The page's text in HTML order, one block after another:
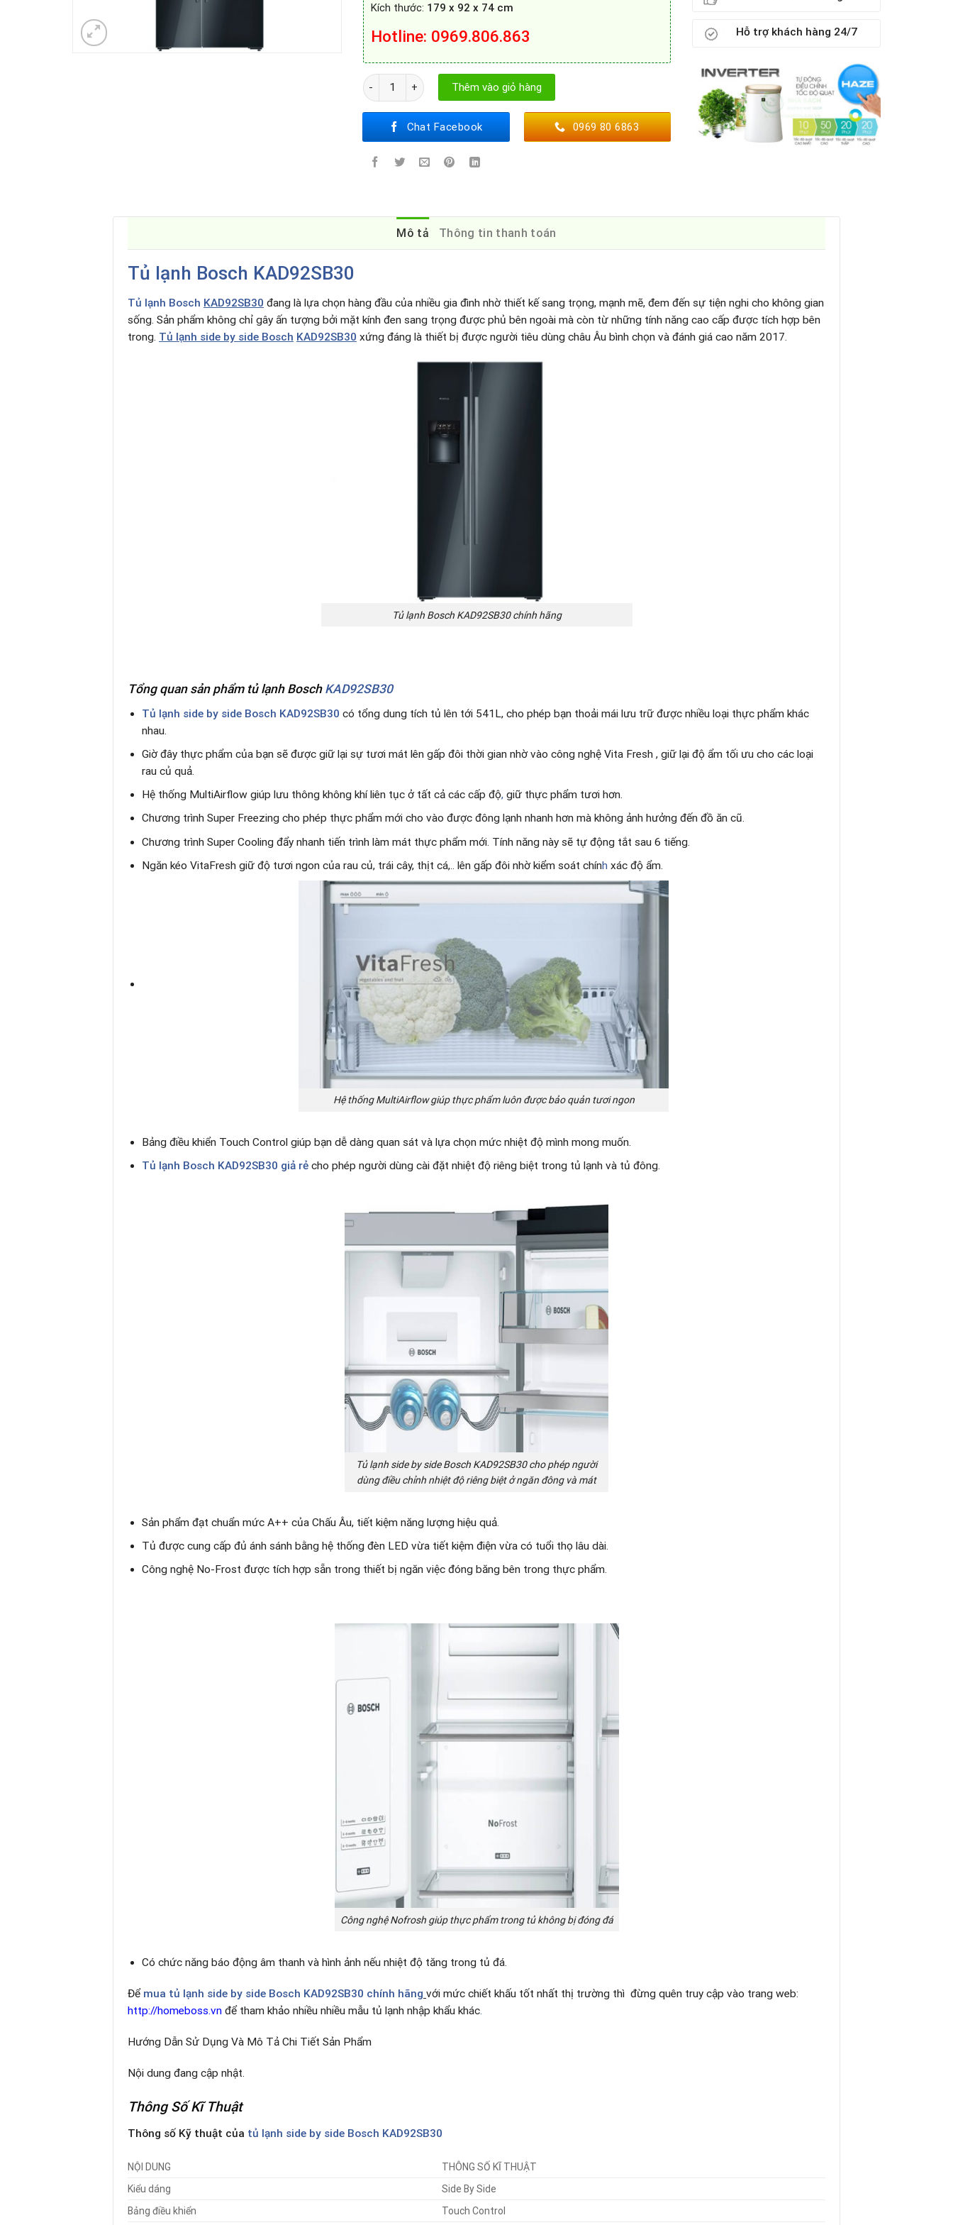
Kích thước: 179 x 92 x 74 cm
Hotline: 0969.806.863
Tủ lạnh Bosch KAD92SB30 số lượng
Thêm vào giỏ hàng
Chat Facebook 0969 80 6863
Hỗ trợ khách hàng 24/7
Mô tả Thông tin thanh toán
Tủ lạnh Bosch KAD92SB30
Tủ lạnh Bosch KAD92SB30 đang là lựa chọn hàng đầu của nhiều gia đình nhờ thiết kế sang trọng, mạnh mẽ, đem đến sự tiện nghi cho không gian
sống. Sản phẩm không chỉ gây ấn tượng bởi mặt kính đen sang trọng được phủ bên ngoài mà còn từ những tính năng cao cấp được tích hợp bên
trong. Tủ lạnh side by side Bosch KAD92SB30 xứng đáng là thiết bị được người tiêu dùng châu Âu bình chọn và đánh giá cao năm 2017.
Tủ lạnh Bosch KAD92SB30 chính hãng
Tổng quan sản phẩm tủ lạnh Bosch KAD92SB30
Tủ lạnh side by side Bosch KAD92SB30 có tổng dung tích tủ lên tới 541L, cho phép bạn thoải mái lưu trữ được nhiều loại thực phẩm khác
nhau.
Giờ đây thực phẩm của bạn sẽ được giữ lại sự tươi mát lên gấp đôi thời gian nhờ vào công nghệ Vita Fresh , giữ lại độ ẩm tối ưu cho các loại
rau củ quả.
Hệ thống MultiAirflow giúp lưu thông không khí liên tục ở tất cả các cấp độ, giữ thực phẩm tươi hơn.
Chương trình Super Freezing cho phép thực phẩm mới cho vào được đông lạnh nhanh hơn mà không ảnh hưởng đến đồ ăn cũ.
Chương trình Super Cooling đẩy nhanh tiến trình làm mát thực phẩm mới. Tính năng này sẽ tự động tắt sau 6 tiếng.
Ngăn kéo VitaFresh giữ độ tươi ngon của rau củ, trái cây, thịt cá,.. lên gấp đôi nhờ kiểm soát chính xác độ ẩm.
Hệ thống MultiAirflow giúp thực phẩm luôn được bảo quản tươi ngon
Bảng điều khiển Touch Control giúp bạn dễ dàng quan sát và lựa chọn mức nhiệt độ mình mong muốn.
Tủ lạnh Bosch KAD92SB30 giả rẻ cho phép người dùng cài đặt nhiệt độ riêng biệt trong tủ lạnh và tủ đông.
Tủ lạnh side by side Bosch KAD92SB30 cho phép người
dùng điều chỉnh nhiệt độ riêng biệt ở ngăn đông và mát
Sản phẩm đạt chuẩn mức A++ của Chấu Âu, tiết kiệm năng lượng hiệu quả.
Tủ được cung cấp đủ ánh sánh bằng hệ thống đèn LED vừa tiết kiệm điện vừa có tuổi thọ lâu dài.
Công nghệ No-Frost được tích hợp sẵn trong thiết bị ngăn việc đóng băng bên trong thực phẩm.
Công nghệ Nofrosh giúp thực phẩm trong tủ không bị đóng đá
Có chức năng báo động âm thanh và hình ảnh nếu nhiệt độ tăng trong tủ đá.
Để mua tủ lạnh side by side Bosch KAD92SB30 chính hãng với mức chiết khấu tốt nhất thị trường thì đừng quên truy cập vào trang web:
http://homeboss.vn để tham khảo nhiều nhiều mẫu tủ lạnh nhập khẩu khác.
Hướng Dẫn Sử Dụng Và Mô Tả Chi Tiết Sản Phẩm
Nội dung đang cập nhật.
Thông Số Kĩ Thuật
Thông số Kỹ thuật của tủ lạnh side by side Bosch KAD92SB30
NỘI DUNG
THÔNG SỐ KĨ THUẬT
Kiểu dáng
Side By Side
Bảng điều khiển
Touch Control